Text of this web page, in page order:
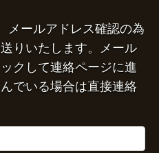
メールアドレス確認の為
りいたします。メール
クして連絡ページに進
でいる場合は直接連絡